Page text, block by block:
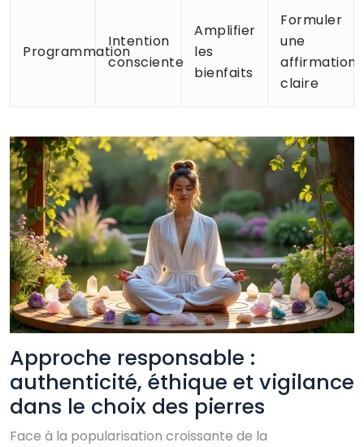
Programmation
Intention
consciente
Amplifier
les
bienfaits
Formuler
une
affirmation
claire
Approche responsable :
authenticité, éthique et vigilance
dans le choix des pierres
Face à la popularisation croissante de la